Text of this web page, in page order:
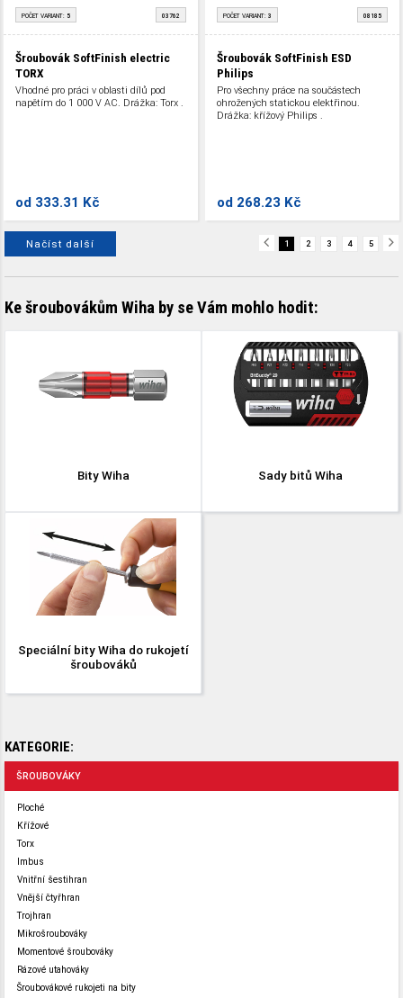
POČET VARIANT: 5 03762
Šroubovák SoftFinish electric
TORX
Vhodné pro práci v oblasti dílů pod
napětím do 1 000 V AC. Drážka: Torx .
od 333.31 Kč
POČET VARIANT: 3 08185
Šroubovák SoftFinish ESD
Philips
Pro všechny práce na součástech
ohrožených statickou elektřinou.
Drážka: křížový Philips .
od 268.23 Kč
Načíst další 1 2 3 4 5
Ke šroubovákům Wiha by se Vám mohlo hodit:
Bity Wiha Sady bitů Wiha
Speciální bity Wiha do rukojetí
šroubováků
KATEGORIE:
ŠROUBOVÁKY
Ploché
Křížové
Torx
Imbus
Vnitřní šestihran
Vnější čtyřhran
Trojhran
Mikrošroubováky
Momentové šroubováky
Rázové utahováky
Šroubovákové rukojeti na bity